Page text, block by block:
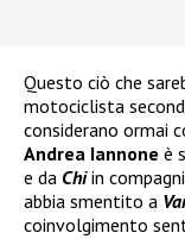
Questo ciò che
motociclista
considerano ormai
Andrea Iannone è
e da Chiin
abbia smentito a
coinvolgimento